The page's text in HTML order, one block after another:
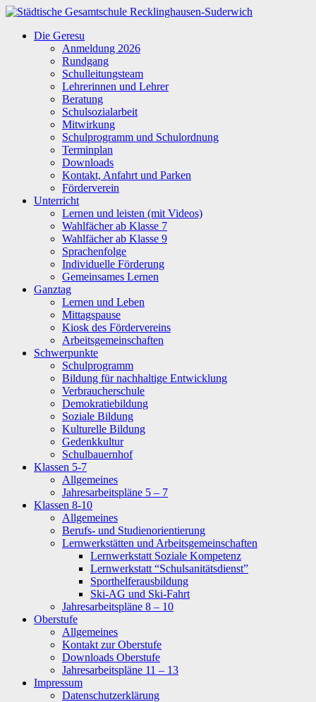
Zum
springen
Städtische
Gesamtschule
Recklinghausen-
Suderwich
Die Geresu
Anmeldung 2026
Rundgang
Schulleitungsteam
Lehrerinnen und Lehrer
Beratung
Schulsozialarbeit
Mitwirkung
Schulprogramm und Schulordnung
Terminplan
Downloads
Kontakt, Anfahrt und Parken
Förderverein
Unterricht
Lernen und leisten (mit Videos)
Wahlfächer ab Klasse 7
Wahlfächer ab Klasse 9
Sprachenfolge
Individuelle Förderung
Gemeinsames Lernen
Ganztag
Lernen und Leben
Mittagspause
Kiosk des Fördervereins
Arbeitsgemeinschaften
Schwerpunkte
Schulprogramm
Bildung für nachhaltige Entwicklung
Verbraucherschule
Demokratiebildung
Soziale Bildung
Kulturelle Bildung
Gedenkkultur
Schulbauernhof
Klassen 5-7
Allgemeines
Jahresarbeitspläne 5 – 7
Klassen 8-10
Allgemeines
Berufs- und Studienorientierung
Lernwerkstätten und Arbeitsgemeinschaften
Lernwerkstatt Soziale Kompetenz
Lernwerkstatt “Schulsanitätsdienst”
Sporthelferausbildung
Ski-AG und Ski-Fahrt
Jahresarbeitspläne 8 – 10
Oberstufe
Allgemeines
Kontakt zur Oberstufe
Downloads Oberstufe
Jahresarbeitspläne 11 – 13
Impressum
Datenschutzerklärung